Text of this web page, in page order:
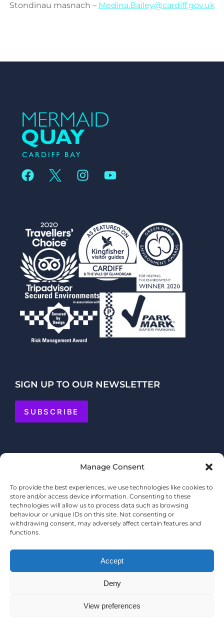
Manage Consent
To provide the best experiences, we use technologies like cookies to
store and/or access device information. Consenting to these
technologies will allow us to process data such as browsing
behaviour or unique IDs on this site. Not consenting or
withdrawing consent, may adversely affect certain features and
functions.
Accept
Deny
View preferences
Stondinau masnach – Medina.Bailey@cardiff.gov.uk
SIGN UP TO OUR NEWSLETTER
SUBSCRIBE
WEBSITE BYSHOPPERTAINMENT